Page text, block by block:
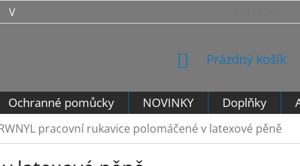
VRÁCENÍ ZBOŽÍ - VZOROVÝ FORMULÁŘ PRO ODSTOUPENÍ
NÁKUPNÍ
Prázdný košík
Ochranné pomůcky NOVINKY Doplňky
pracovní rukavice polomáčené v latexové pěně